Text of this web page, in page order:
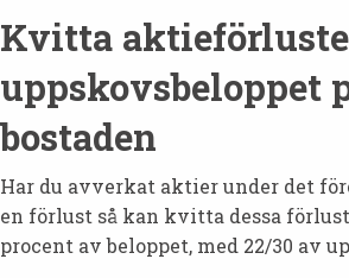
Kvitta
uppskovsbeloppet
bostaden
Har du avverkat aktier under det
en förlust så kan kvitta dessa
procent av beloppet, med 22/30 av